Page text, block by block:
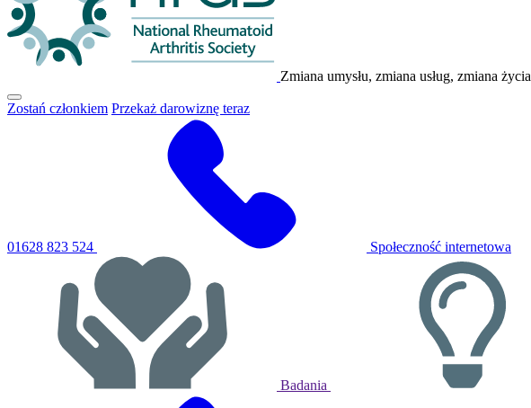
Zmiana umysłu, zmiana usług, zmiana życia
Kliknij,
aby
Zostań członkiem Przekaż darowiznę teraz
01628 823 524 Społeczność internetowa
Badania